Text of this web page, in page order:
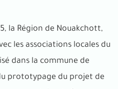
la Région de Nouakchott,
les associations locales du
dans la commune de
prototypage du projet de